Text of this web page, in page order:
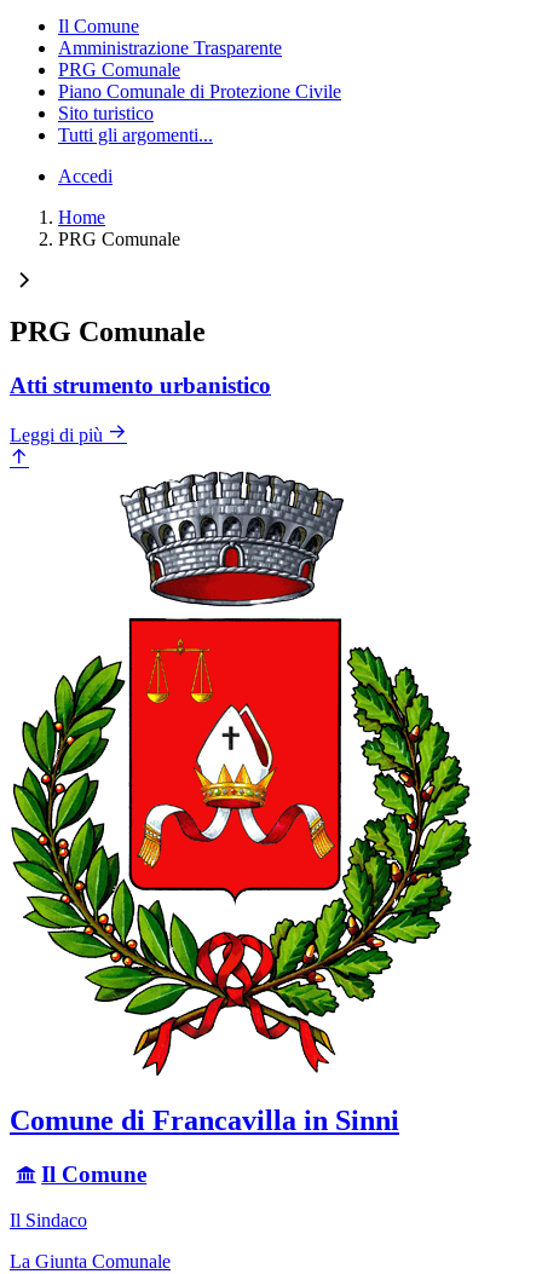
Il Comune
Amministrazione Trasparente
PRG Comunale
Piano Comunale di Protezione Civile
Sito turistico
Tutti gli argomenti...
Accedi
Home
PRG Comunale
PRG Comunale
Atti strumento urbanistico
Leggi di più
Comune di Francavilla in Sinni
Il Comune
Il Sindaco
La Giunta Comunale